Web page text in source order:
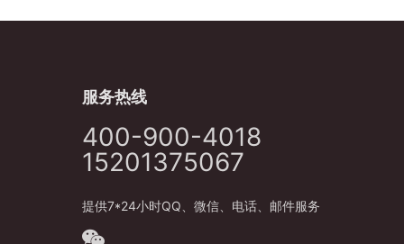
服务热线
400-900-4018
15201375067
提供7*24小时QQ、微信、电话、邮件服务